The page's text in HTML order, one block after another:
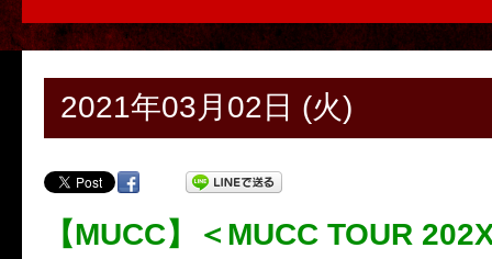
2021年03月02日 (火)
【MUCC】＜MUCC TOUR